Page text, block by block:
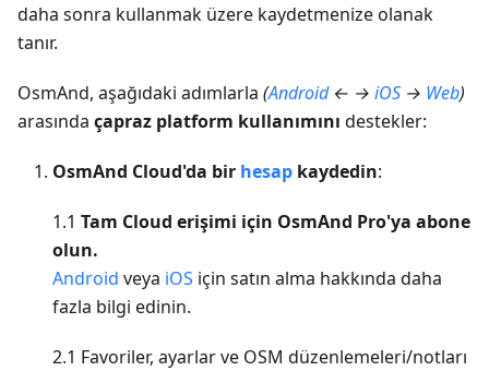
daha sonra kullanmak üzere kaydetmenize olanak
tanır.
OsmAnd, aşağıdaki adımlarla (Android← → iOS → Web)
arasında çapraz platform kullanımını destekler:
OsmAnd Cloud'da bir hesap kaydedin:
1.1 Tam Cloud erişimi için OsmAnd Pro'ya abone
olun.
Android veya iOS için satın alma hakkında daha
fazla bilgi edinin.
2.1 Favoriler, ayarlar ve OSM düzenlemeleri/notları